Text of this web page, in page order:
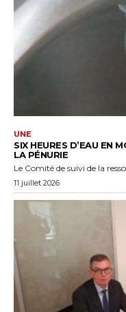
UNE
SIX HEURES D’EAU EN
LA PÉNURIE
Le Comité de suivi de la
11 juillet 2026